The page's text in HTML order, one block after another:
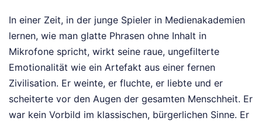
In einer Zeit, in der junge Spieler in Medienakademien
lernen, wie man glatte Phrasen ohne Inhalt in
Mikrofone spricht, wirkt seine raue, ungefilterte
Emotionalität wie ein Artefakt aus einer fernen
Zivilisation. Er weinte, er fluchte, er liebte und er
scheiterte vor den Augen der gesamten Menschheit. Er
war kein Vorbild im klassischen, bürgerlichen Sinne. Er